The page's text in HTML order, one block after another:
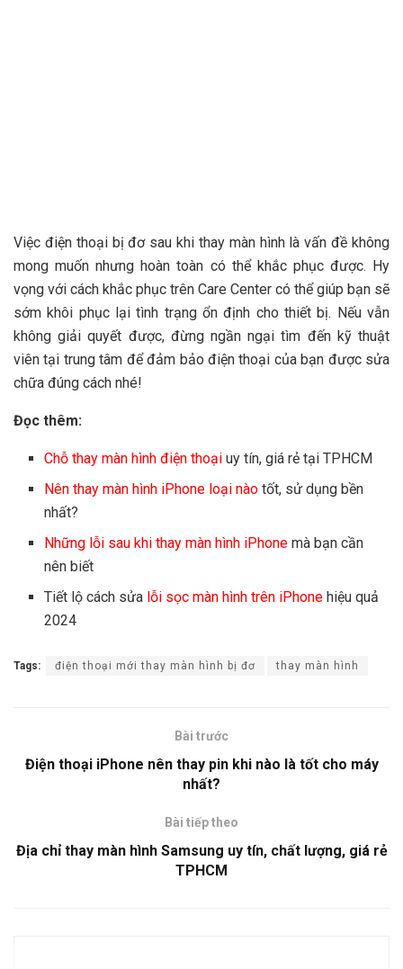
Việc điện thoại bị đơ sau khi thay màn hình là vấn đề không
mong muốn nhưng hoàn toàn có thể khắc phục được. Hy
vọng với cách khắc phục trên Care Center có thể giúp bạn sẽ
sớm khôi phục lại tình trạng ổn định cho thiết bị. Nếu vẫn
không giải quyết được, đừng ngần ngại tìm đến kỹ thuật
viên tại trung tâm để đảm bảo điện thoại của bạn được sửa
chữa đúng cách nhé!
Đọc thêm:
Chỗ thay màn hình điện thoại uy tín, giá rẻ tại TPHCM
Nên thay màn hình iPhone loại nào tốt, sử dụng bền
nhất?
Những lỗi sau khi thay màn hình iPhone mà bạn cần
nên biết
Tiết lộ cách sửa lỗi sọc màn hình trên iPhone hiệu quả
2024
Tags: điện thoại mới thay màn hình bị đơ thay màn hình
Bài trước
Điện thoại iPhone nên thay pin khi nào là tốt cho máy
nhất?
Bài tiếp theo
Địa chỉ thay màn hình Samsung uy tín, chất lượng, giá rẻ
TPHCM